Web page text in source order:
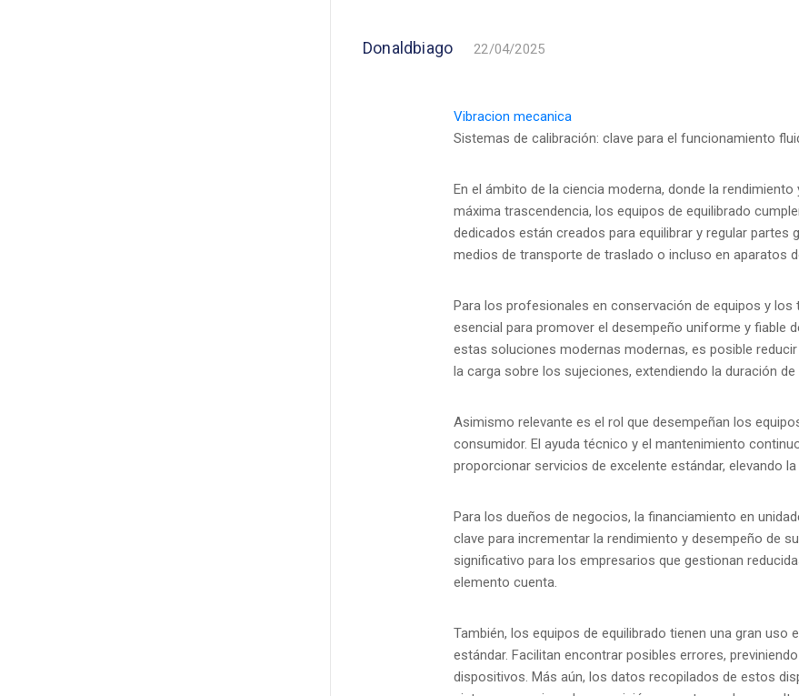
Donaldbiago 22/04/2025
Vibracion mecanica
Sistemas de calibración: clave para el funcionamiento
En el ámbito de la ciencia moderna, donde la
máxima trascendencia, los equipos de equilibrado
dedicados están creados para equilibrar y regular partes
medios de transporte de traslado o incluso en aparatos
Para los profesionales en conservación de equipos y
esencial para promover el desempeño uniforme y fiable
estas soluciones modernas modernas, es posible
la carga sobre los sujeciones, extendiendo la duración
Asimismo relevante es el rol que desempeñan los
consumidor. El ayuda técnico y el mantenimiento
proporcionar servicios de excelente estándar, elevando
Para los dueños de negocios, la financiamiento en
clave para incrementar la rendimiento y desempeño de
significativo para los empresarios que gestionan
elemento cuenta.
También, los equipos de equilibrado tienen una gran
estándar. Facilitan encontrar posibles errores,
dispositivos. Más aún, los datos recopilados de estos